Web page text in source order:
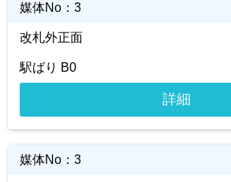
媒体No： 3
改札外正面
駅ばり B0
詳細
媒体No： 3